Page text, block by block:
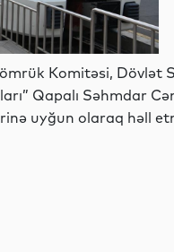
Komitəsi, Dövlət
Qapalı Səhmdar
uyğun olaraq həll